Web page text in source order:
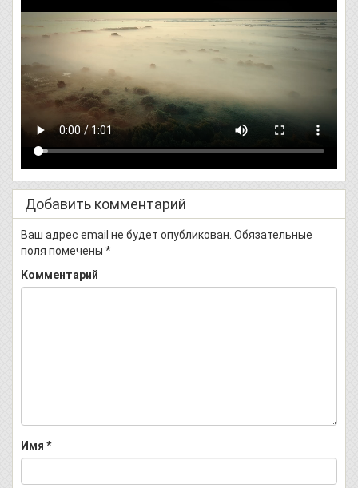
Добавить комментарий
Ваш адрес email не будет опубликован. Обязательные
поля помечены *
Комментарий
Имя *